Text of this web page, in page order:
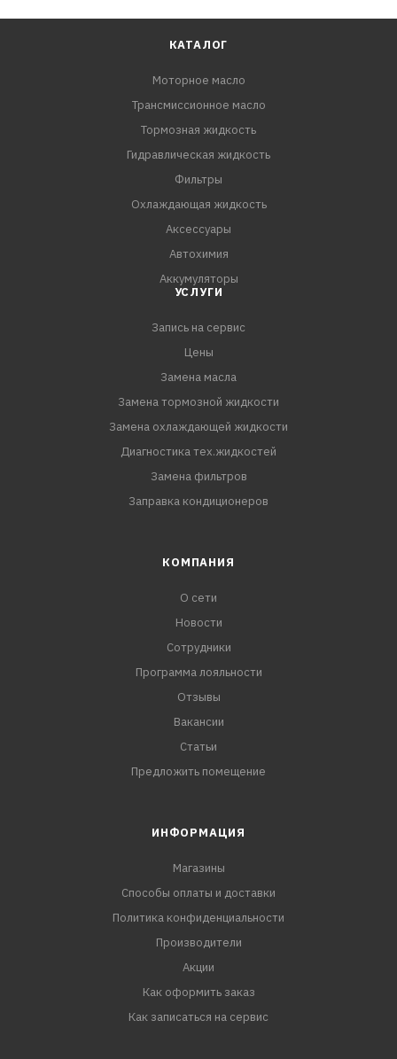
КАТАЛОГ
Моторное масло
Трансмиссионное масло
Тормозная жидкость
Гидравлическая жидкость
Фильтры
Охлаждающая жидкость
Аксессуары
Автохимия
Аккумуляторы
УСЛУГИ
Запись на сервис
Цены
Замена масла
Замена тормозной жидкости
Замена охлаждающей жидкости
Диагностика тех.жидкостей
Замена фильтров
Заправка кондиционеров
КОМПАНИЯ
О сети
Новости
Сотрудники
Программа лояльности
Отзывы
Вакансии
Статьи
Предложить помещение
ИНФОРМАЦИЯ
Магазины
Способы оплаты и доставки
Политика конфиденциальности
Производители
Акции
Как оформить заказ
Как записаться на сервис